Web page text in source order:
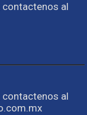
contactenos al
contactenos al